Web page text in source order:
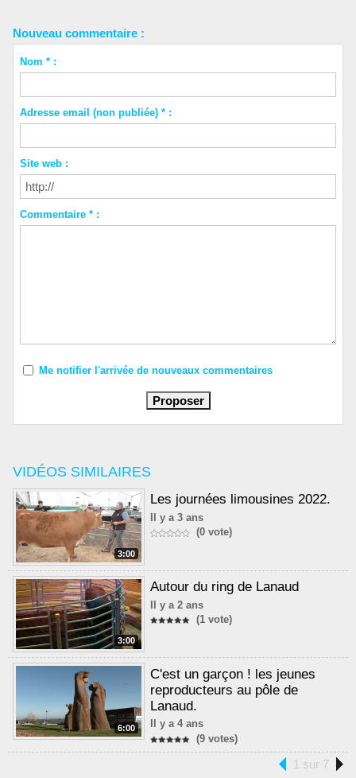
VIDÉOS SIMILAIRES
3:00
Les journées limousines 2022.
Il y a 3 ans
(0 vote)
3:00
Autour du ring de Lanaud
Il y a 2 ans
(1 vote)
6:00
C'est un garçon ! les jeunes
reproducteurs au pôle de
Lanaud.
Il y a 4 ans
(9 votes)
1 sur 7
Nouveau commentaire :
Nom * :
Adresse email (non publiée) * :
Site web :
Commentaire * :
Me notifier l'arrivée de nouveaux commentaires